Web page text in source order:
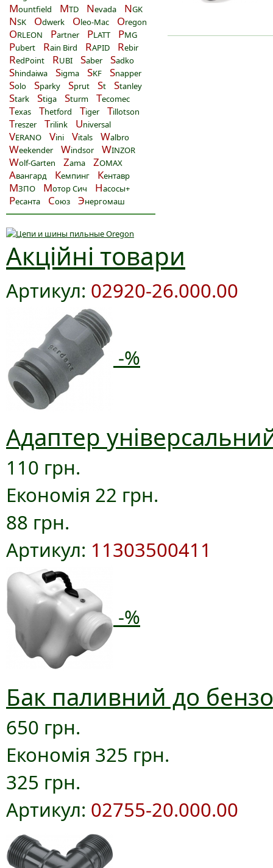
Mountfield MTD Nevada NGK
NSK Odwerk Oleo-Mac Oregon
ORLEON Partner PLATT PMG
Pubert Rain Bird RAPID Rebir
RedPoint RUBI Saber Sadko
Shindaiwa Sigma SKF Snapper
Solo Sparky Sprut St Stanley
Stark Stiga Sturm Tecomec
Texas Thetford Tiger Tillotson
Treszer Trilink Universal
VERANO Vini Vitals Walbro
Weekender Windsor WINZOR
Wolf-Garten Zama ZOMAX
Авангард Кемпинг Кентавр
МЗПО Мотор Сич Насосы+
Ресанта Союз Энергомаш
Акційні товари
Артикул: 02920-26.000.00
-%
Адаптер
110 грн.
Економія 22 грн.
88 грн.
Артикул: 11303500411
-%
Бак паливний до
650 грн.
Економія 325 грн.
325 грн.
Артикул: 02755-20.000.00